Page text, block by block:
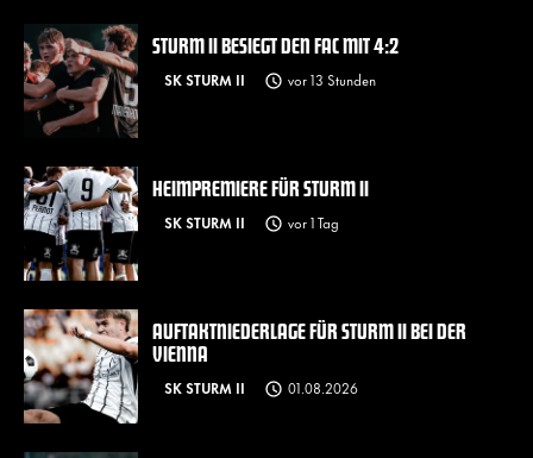
STURM II BESIEGT DEN FAC MIT 4:2
SK STURM II vor 13 Stunden
HEIMPREMIERE FÜR STURM II
SK STURM II vor 1 Tag
AUFTAKTNIEDERLAGE FÜR STURM II BEI DER
VIENNA
SK STURM II 01.08.2026